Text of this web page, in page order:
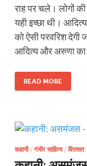
राह पर चले। लोगों
यही इच्छा थी।
को ऐसी परवरिश
आदित्य और अरुणा का
READ MORE
कहानी/ गंभीर साहित्य/ विरासत